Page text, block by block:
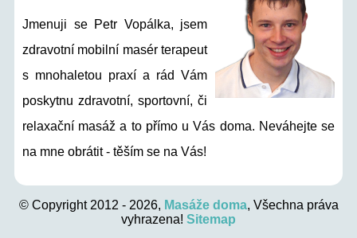
Jmenuji se Petr Vopálka, jsem
zdravotní mobilní masér terapeut
s mnohaletou praxí a rád Vám
poskytnu zdravotní, sportovní, či
relaxační masáž a to přímo u Vás doma. Neváhejte se
na mne obrátit - těším se na Vás!
© Copyright 2012 - 2026, Masáže doma, Všechna práva
vyhrazena! Sitemap